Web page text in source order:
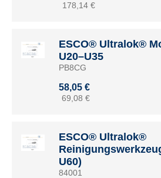
178,14 €
ESCO® Ultralok®
U20–U35
PB8CG
58,05 €
69,08 €
ESCO® Ultralok®
U60)
84001